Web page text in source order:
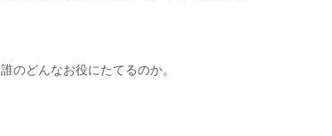
のどんなお役にたてるのか。